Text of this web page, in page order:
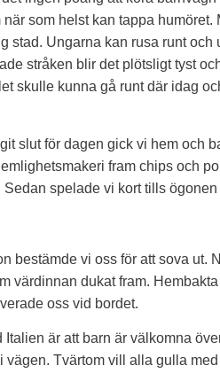
när som helst kan tappa
stad. Ungarna kan rusa runt
stråken blir det plötsligt tyst
skulle kunna gå runt där idag
slut för dagen gick vi hem och
fram chips och
spelade vi kort tills ögonen
bestämde vi oss för att sova ut.
värdinnan dukat fram.
oss vid bordet.
Italien är att barn är välkomna
vägen. Tvärtom vill alla gulla